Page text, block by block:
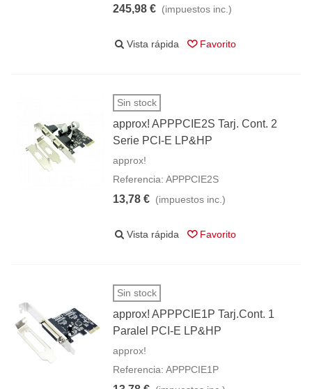
245,98 € (impuestos inc.)
Vista rápida Favorito
Sin stock
approx! APPPCIE2S Tarj. Cont. 2
Serie PCI-E LP&HP
approx!
Referencia: APPPCIE2S
13,78 € (impuestos inc.)
Vista rápida Favorito
Sin stock
approx! APPPCIE1P Tarj.Cont. 1
Paralel PCI-E LP&HP
approx!
Referencia: APPPCIE1P